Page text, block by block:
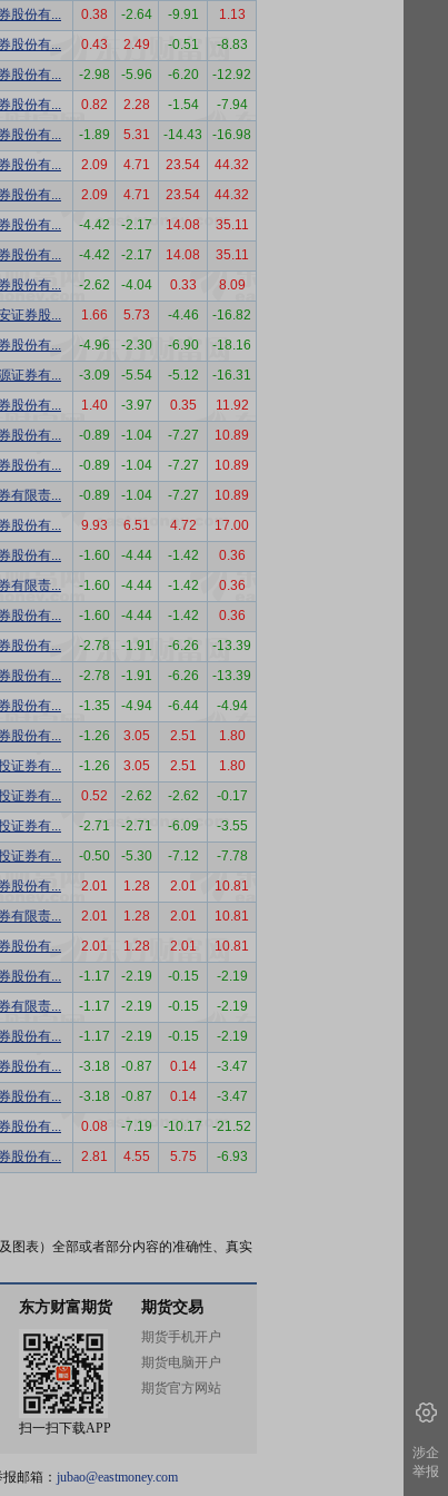
股份有... 0.38 -2.64 -9.91
1.13
股份有... 0.43 2.49 -0.51
-8.83
股份有... -2.98 -5.96 -6.20
-12.92
股份有... 0.82 2.28 -1.54
-7.94
股份有... -1.89 5.31 -14.43
-16.98
股份有... 2.09 4.71 23.54
44.32
股份有... 2.09 4.71 23.54
44.32
股份有... -4.42 -2.17 14.08
35.11
股份有... -4.42 -2.17 14.08
35.11
股份有... -2.62 -4.04 0.33
8.09
证券股... 1.66 5.73 -4.46
-16.82
股份有... -4.96 -2.30 -6.90
-18.16
证券有... -3.09 -5.54 -5.12
-16.31
股份有... 1.40 -3.97 0.35
11.92
股份有... -0.89 -1.04 -7.27
10.89
股份有... -0.89 -1.04 -7.27
10.89
有限责... -0.89 -1.04 -7.27
10.89
股份有... 9.93 6.51 4.72
17.00
股份有... -1.60 -4.44 -1.42
0.36
有限责... -1.60 -4.44 -1.42
0.36
股份有... -1.60 -4.44 -1.42
0.36
股份有... -2.78 -1.91 -6.26
-13.39
股份有... -2.78 -1.91 -6.26
-13.39
股份有... -1.35 -4.94 -6.44
-4.94
股份有... -1.26 3.05 2.51
1.80
证券有... -1.26 3.05 2.51
1.80
证券有... 0.52 -2.62 -2.62
-0.17
证券有... -2.71 -2.71 -6.09
-3.55
证券有... -0.50 -5.30 -7.12
-7.78
股份有... 2.01 1.28 2.01
10.81
有限责... 2.01 1.28 2.01
10.81
股份有... 2.01 1.28 2.01
10.81
股份有... -1.17 -2.19 -0.15
-2.19
有限责... -1.17 -2.19 -0.15
-2.19
股份有... -1.17 -2.19 -0.15
-2.19
股份有... -3.18 -0.87 0.14
-3.47
股份有... -3.18 -0.87 0.14
-3.47
股份有... 0.08 -7.19 -10.17
-21.52
股份有... 2.81 4.55 5.75 -6.93
图表）全部或者部分内容的准确性、真实
东方财富期货
扫一扫下载APP
期货交易
期货手机开户
期货电脑开户
期货官方网站
邮箱： jubao@eastmoney.com
涉企
举报